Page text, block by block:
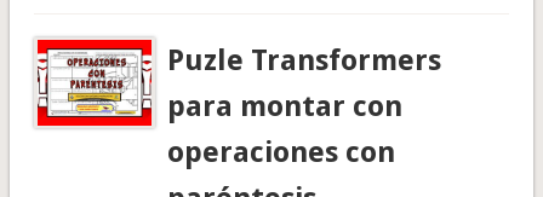
Puzle Transformers
para montar con
operaciones con